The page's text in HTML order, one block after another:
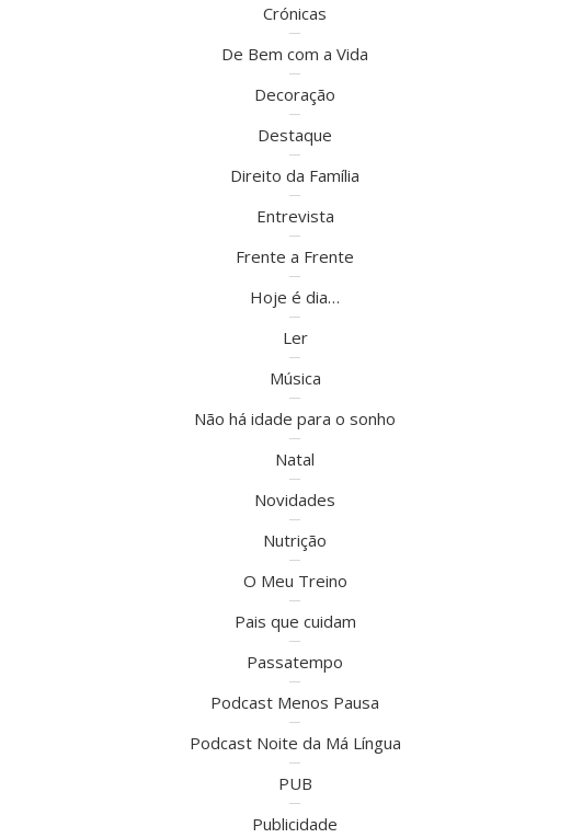
Crónicas
De Bem com a Vida
Decoração
Destaque
Direito da Família
Entrevista
Frente a Frente
Hoje é dia…
Ler
Música
Não há idade para o sonho
Natal
Novidades
Nutrição
O Meu Treino
Pais que cuidam
Passatempo
Podcast Menos Pausa
Podcast Noite da Má Língua
PUB
Publicidade